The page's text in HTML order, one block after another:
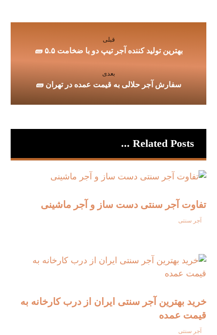
قبلی
بهترین تولید کننده آجر تیپ دو با ضخامت ۵.۵ 🧱
بعدی
سفارش آجر حلالی به قیمت عمده در تهران 🧱
Related Posts ...
تفاوت آجر سنتی دست‌ ساز و آجر ماشینی
آجر سنتی
خرید بهترین آجر سنتی ایران از درب کارخانه به
قیمت عمده
آجر سنتی